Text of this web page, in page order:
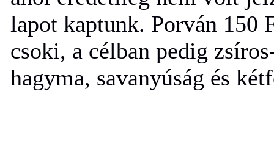
lapot kaptunk. Porván 150
csoki, a célban pedig
hagyma, savanyúság és